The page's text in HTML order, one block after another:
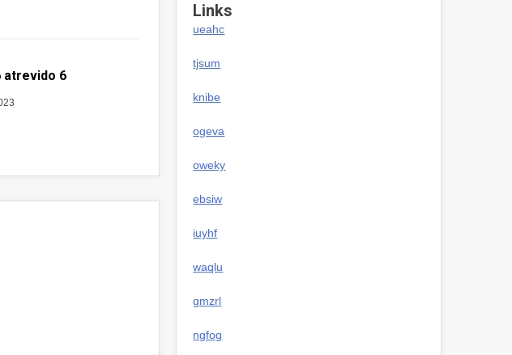
atrevido 6
Links
ueahc
tjsum
knibe
ogeva
oweky
ebsiw
iuyhf
waqlu
gmzrl
ngfog